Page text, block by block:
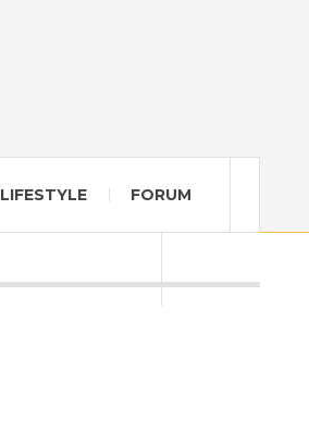
LIFESTYLE FORUM